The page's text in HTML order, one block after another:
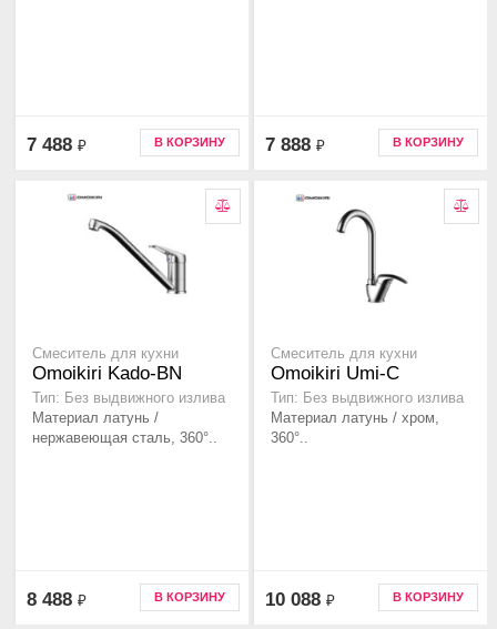
7 488 ₽ В КОРЗИНУ 7 888 ₽ В КОРЗИНУ
Смеситель для кухни
Omoikiri Kado-BN
Тип: Без выдвижного излива
Материал латунь /
нержавеющая сталь, 360°..
8 488 ₽ В КОРЗИНУ
Смеситель для кухни
Omoikiri Umi-C
Тип: Без выдвижного излива
Материал латунь / хром,
360°..
10 088 ₽ В КОРЗИНУ